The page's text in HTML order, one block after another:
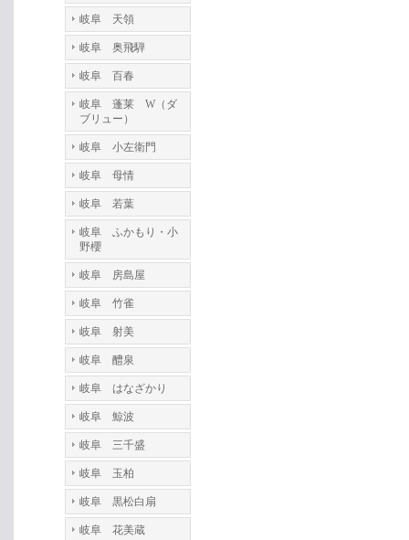
岐阜 天領
岐阜 奥飛騨
岐阜 百春
岐阜 蓬莱 W（ダ
ブリュー）
岐阜 小左衛門
岐阜 母情
岐阜 若葉
岐阜 ふかもり・小
野櫻
岐阜 房島屋
岐阜 竹雀
岐阜 射美
岐阜 醴泉
岐阜 はなざかり
岐阜 鯨波
岐阜 三千盛
岐阜 玉柏
岐阜 黒松白扇
岐阜 花美蔵